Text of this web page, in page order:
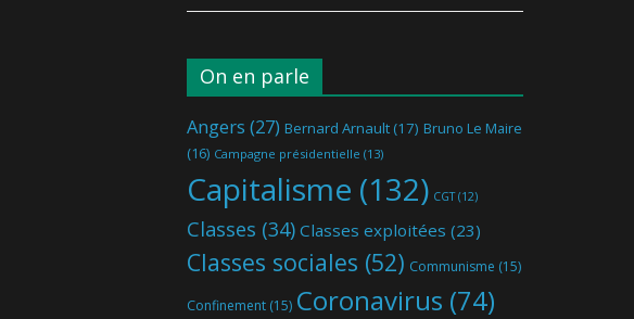
On en parle
Angers (27) Bernard Arnault (17) Bruno Le Maire
(16) Campagne présidentielle (13)
Capitalisme (132) CGT(12)
Classes (34) Classes exploitées (23)
Classes sociales (52) Communisme (15)
Confinement (15) Coronavirus (74)